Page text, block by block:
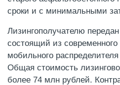
сроки и с минимальными
Лизингополучателю
состоящий из современного
мобильного
Общая стоимость
более 74 млн рублей.